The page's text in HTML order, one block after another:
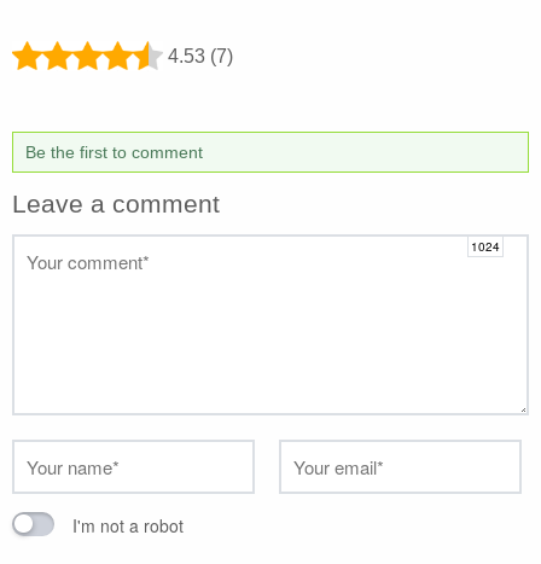
4.53 (7)
Be the first to comment
Leave a comment
I'm not a robot